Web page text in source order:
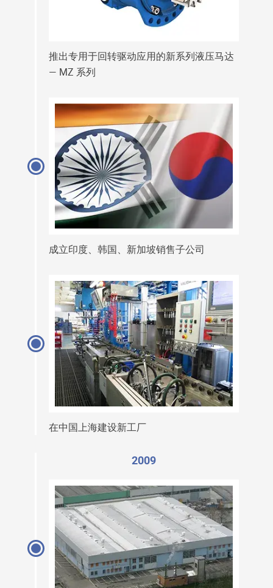
推出专用于回转驱动应用的新系列液压马达
— MZ 系列
成立印度、韩国、新加坡销售子公司
在中国上海建设新工厂
2009